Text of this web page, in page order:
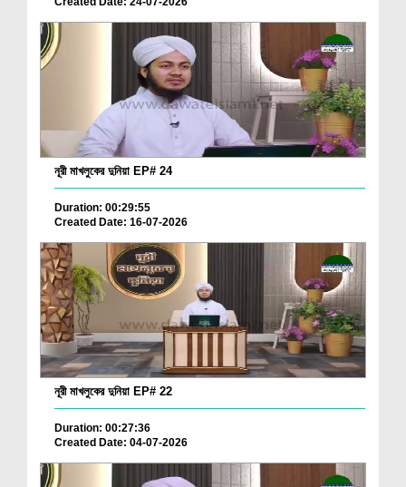
নূরী মাখলুকের দুনিয়া EP# 24
Duration: 00:29:55
Created Date: 16-07-2026
নূরী মাখলুকের দুনিয়া EP# 22
Duration: 00:27:36
Created Date: 04-07-2026